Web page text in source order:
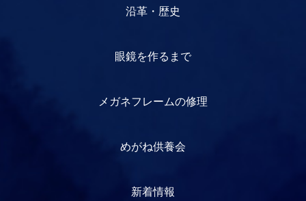
沿革・歴史
眼鏡を作るまで
メガネフレームの修理
めがね供養会
新着情報